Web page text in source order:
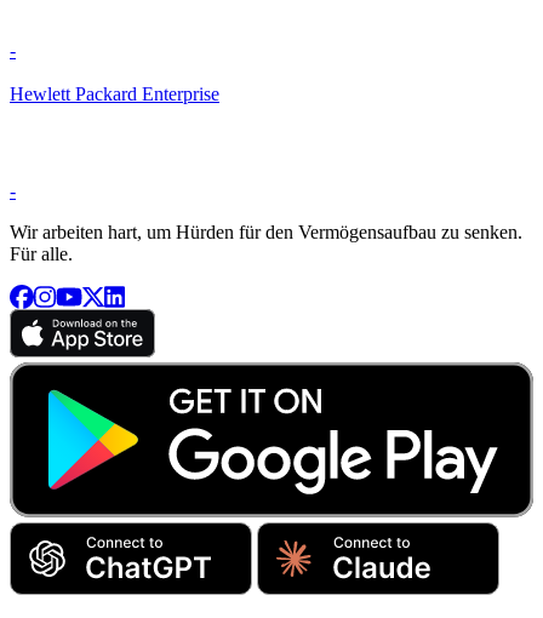
-
Hewlett Packard Enterprise
-
Wir arbeiten hart, um Hürden für den Vermögensaufbau zu senken.
Für alle.